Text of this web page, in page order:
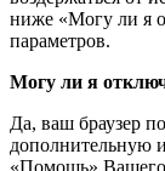
ниже «Могу ли я
параметров.
Могу ли я
Да, ваш браузер
дополнительную
«Помощь» Вашего